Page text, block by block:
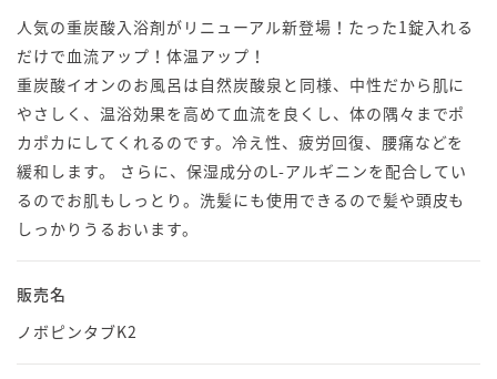
人気の重炭酸入浴剤がリニューアル新登場！たった1錠入れる
だけで血流アップ！体温アップ！
重炭酸イオンのお風呂は自然炭酸泉と同様、中性だから肌に
やさしく、温浴効果を高めて血流を良くし、体の隅々までポ
カポカにしてくれるのです。冷え性、疲労回復、腰痛などを
緩和します。 さらに、保湿成分のL-アルギニンを配合してい
るのでお肌もしっとり。洗髪にも使用できるので髪や頭皮も
しっかりうるおいます。
販売名
ノボピンタブK2